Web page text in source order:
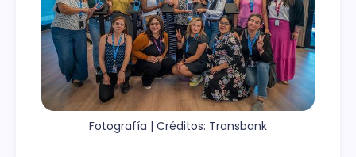
Fotografía | Créditos: Transbank